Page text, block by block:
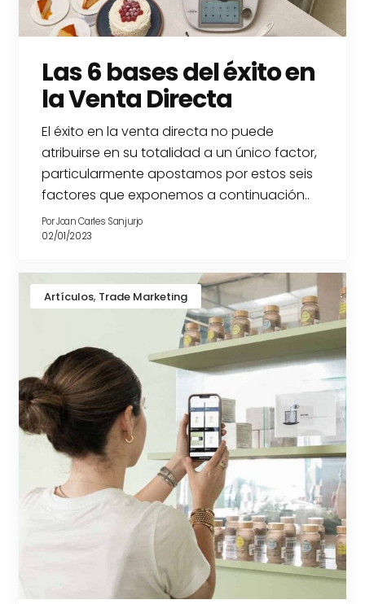
Las 6 bases del éxito en
la Venta Directa
El éxito en la venta directa no puede
atribuirse en su totalidad a un único factor,
particularmente apostamos por estos seis
factores que exponemos a continuación..
PorJoan Carles Sanjurjo
02/01/2023
Artículos, Trade Marketing